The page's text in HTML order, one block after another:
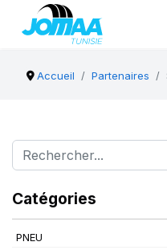
Accueil Partenaires
Catégories
PNEU